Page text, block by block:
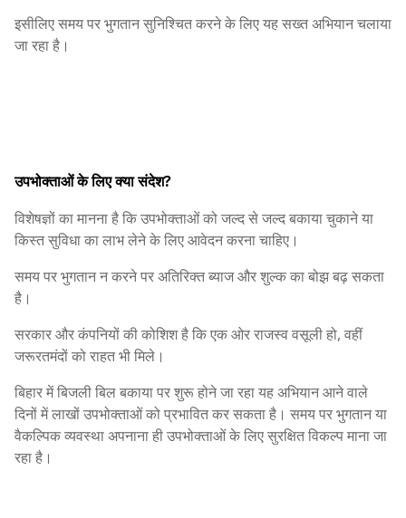
इसीलिए समय पर भुगतान सुनिश्चित करने के लिए यह सख्त अभियान चलाया
जा रहा है।
उपभोक्ताओं के लिए क्या संदेश?
विशेषज्ञों का मानना है कि उपभोक्ताओं को जल्द से जल्द बकाया चुकाने या
किस्त सुविधा का लाभ लेने के लिए आवेदन करना चाहिए।
समय पर भुगतान न करने पर अतिरिक्त ब्याज और शुल्क का बोझ बढ़ सकता
है।
सरकार और कंपनियों की कोशिश है कि एक ओर राजस्व वसूली हो, वहीं
जरूरतमंदों को राहत भी मिले।
बिहार में बिजली बिल बकाया पर शुरू होने जा रहा यह अभियान आने वाले
दिनों में लाखों उपभोक्ताओं को प्रभावित कर सकता है। समय पर भुगतान या
वैकल्पिक व्यवस्था अपनाना ही उपभोक्ताओं के लिए सुरक्षित विकल्प माना जा
रहा है।